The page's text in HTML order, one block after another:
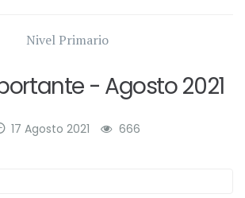
Nivel Primario
- Agosto 2021
17 Agosto 2021 666